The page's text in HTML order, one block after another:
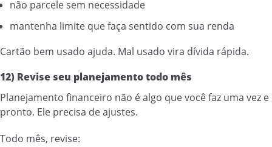
não parcele sem necessidade
mantenha limite que faça sentido com sua renda
Cartão bem usado ajuda. Mal usado vira dívida rápida.
12) Revise seu planejamento todo mês
Planejamento financeiro não é algo que você faz uma vez e
pronto. Ele precisa de ajustes.
Todo mês, revise: